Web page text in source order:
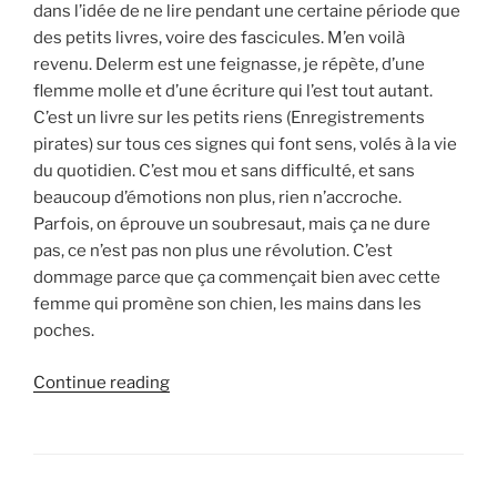
dans l’idée de ne lire pendant une certaine période que
des petits livres, voire des fascicules. M’en voilà
revenu. Delerm est une feignasse, je répète, d’une
flemme molle et d’une écriture qui l’est tout autant.
C’est un livre sur les petits riens (Enregistrements
pirates) sur tous ces signes qui font sens, volés à la vie
du quotidien. C’est mou et sans difficulté, et sans
beaucoup d’émotions non plus, rien n’accroche.
Parfois, on éprouve un soubresaut, mais ça ne dure
pas, ce n’est pas non plus une révolution. C’est
dommage parce que ça commençait bien avec cette
femme qui promène son chien, les mains dans les
poches.
Continue reading“Delerm